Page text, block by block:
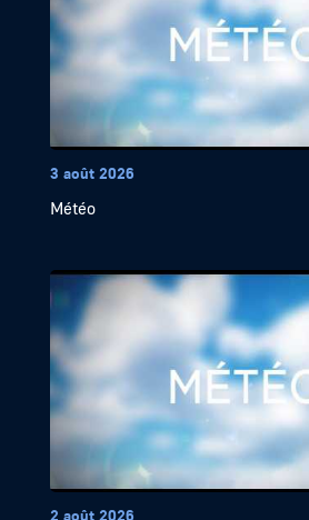
3 août 2026
Météo
2 août 2026